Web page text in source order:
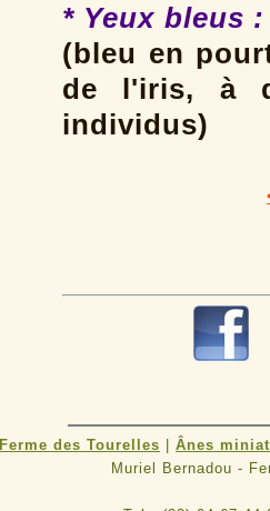
* Yeux bleus :
(bleu en
de l'iris, à
individus)
Ferme des Tourelles
Ânes
Muriel Bernadou -